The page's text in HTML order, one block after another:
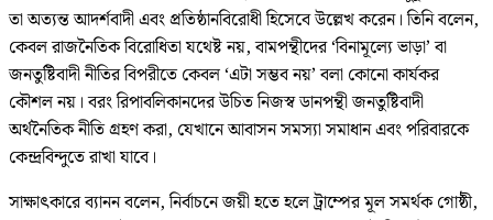
তা অত্যন্ত আদর্শবাদী এবং প্রতিষ্ঠানবিরোধী হিসেবে উল্লেখ করেন। তিনি বলেন,
কেবল রাজনৈতিক বিরোধিতা যথেষ্ট নয়, বামপন্থীদের ‘বিনামূল্যে ভাড়া’ বা
জনতুষ্টিবাদী নীতির বিপরীতে কেবল ‘এটা সম্ভব নয়’ বলা কোনো কার্যকর
কৌশল নয়। বরং রিপাবলিকানদের উচিত নিজস্ব ডানপন্থী জনতুষ্টিবাদী
অর্থনৈতিক নীতি গ্রহণ করা, যেখানে আবাসন সমস্যা সমাধান এবং পরিবারকে
কেন্দ্রবিন্দুতে রাখা যাবে।
সাক্ষাৎকারে ব্যানন বলেন, নির্বাচনে জয়ী হতে হলে ট্রাম্পের মূল সমর্থক গোষ্ঠী,